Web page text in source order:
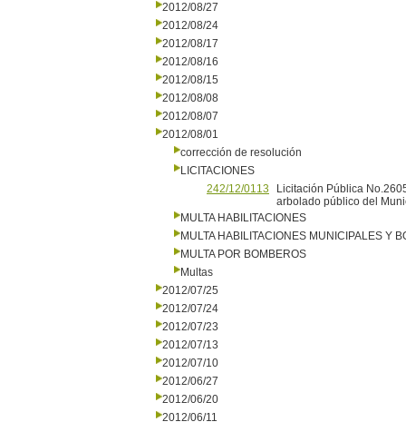
2012/08/27
2012/08/24
2012/08/17
2012/08/16
2012/08/15
2012/08/08
2012/08/07
2012/08/01
corrección de resolución
LICITACIONES
242/12/0113
Licitación Pública
arbolado público del
MULTA HABILITACIONES
MULTA HABILITACIONES MUNICIPALES Y
MULTA POR BOMBEROS
Multas
2012/07/25
2012/07/24
2012/07/23
2012/07/13
2012/07/10
2012/06/27
2012/06/20
2012/06/11